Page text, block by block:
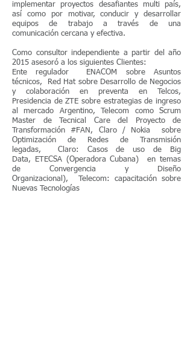
implementar proyectos desafiantes multi país,
así como por motivar, conducir y desarrollar
equipos de trabajo a través de una
comunicación cercana y efectiva.
Como consultor independiente a partir del año
2015 asesoró a los siguientes Clientes:
Ente regulador ENACOM sobre Asuntos
técnicos, Red Hat sobre Desarrollo de Negocios
y colaboración en preventa en Telcos,
Presidencia de ZTE sobre estrategias de ingreso
al mercado Argentino, Telecom como Scrum
Master de Tecnical Care del Proyecto de
Transformación #FAN, Claro / Nokia sobre
Optimización de Redes de Transmisión
legadas, Claro: Casos de uso de Big
Data, ETECSA (Operadora Cubana) en temas
de Convergencia y Diseño
Organizacional), Telecom: capacitación sobre
Nuevas Tecnologías